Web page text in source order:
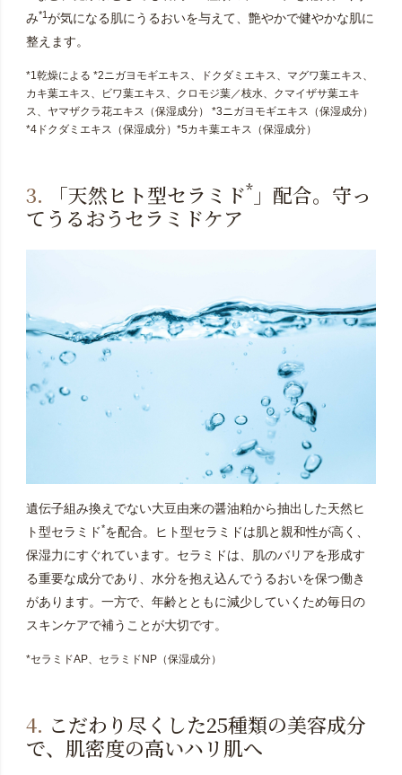
み*1が気になる肌にうるおいを与えて、艶やかで健やかな肌に
整えます。
*1乾燥による *2ニガヨモギエキス、ドクダミエキス、マグワ葉エキス、
カキ葉エキス、ビワ葉エキス、クロモジ葉／枝水、クマイザサ葉エキ
ス、ヤマザクラ花エキス（保湿成分） *3ニガヨモギエキス（保湿成分）
*4ドクダミエキス（保湿成分）*5カキ葉エキス（保湿成分）
3. 「天然ヒト型セラミド*」配合。守っ
てうるおうセラミドケア
遺伝子組み換えでない大豆由来の醤油粕から抽出した天然ヒ
ト型セラミド*を配合。ヒト型セラミドは肌と親和性が高く、
保湿力にすぐれています。セラミドは、肌のバリアを形成す
る重要な成分であり、水分を抱え込んでうるおいを保つ働き
があります。一方で、年齢とともに減少していくため毎日の
スキンケアで補うことが大切です。
*セラミドAP、セラミドNP（保湿成分）
4. こだわり尽くした25種類の美容成分
で、肌密度の高いハリ肌へ